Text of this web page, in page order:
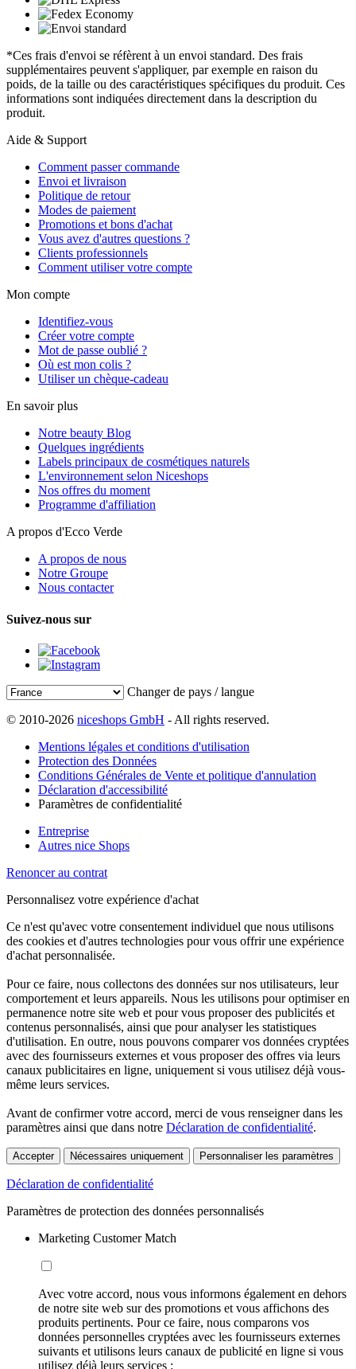
*Ces frais d'envoi se réfèrent à un envoi standard. Des frais
supplémentaires peuvent s'appliquer, par exemple en raison du
poids, de la taille ou des caractéristiques spécifiques du produit. Ces
informations sont indiquées directement dans la description du
produit.
Aide & Support
Comment passer commande
Envoi et livraison
Politique de retour
Modes de paiement
Promotions et bons d'achat
Vous avez d'autres questions ?
Clients professionnels
Comment utiliser votre compte
Mon compte
Identifiez-vous
Créer votre compte
Mot de passe oublié ?
Où est mon colis ?
Utiliser un chèque-cadeau
En savoir plus
Notre beauty Blog
Quelques ingrédients
Labels principaux de cosmétiques naturels
L'environnement selon Niceshops
Nos offres du moment
Programme d'affiliation
A propos d'Ecco Verde
A propos de nous
Notre Groupe
Nous contacter
Suivez-nous sur
Changer de pays / langue
© 2010-2026 niceshops GmbH - All rights reserved.
Mentions légales et conditions d'utilisation
Protection des Données
Conditions Générales de Vente et politique d'annulation
Déclaration d'accessibilité
Paramètres de confidentialité
Entreprise
Autres nice Shops
Renoncer au contrat
Personnalisez votre expérience d'achat
Ce n'est qu'avec votre consentement individuel que nous utilisons
des cookies et d'autres technologies pour vous offrir une expérience
d'achat personnalisée.
Pour ce faire, nous collectons des données sur nos utilisateurs, leur
comportement et leurs appareils. Nous les utilisons pour optimiser en
permanence notre site web et pour vous proposer des publicités et
contenus personnalisés, ainsi que pour analyser les statistiques
d'utilisation. En outre, nous pouvons comparer vos données cryptées
avec des fournisseurs externes et vous proposer des offres via leurs
canaux publicitaires en ligne, uniquement si vous utilisez déjà vous-
même leurs services.
Avant de confirmer votre accord, merci de vous renseigner dans les
paramètres ainsi que dans notre Déclaration de confidentialité.
Accepter Nécessaires uniquement Personnaliser les paramètres
Déclaration de confidentialité
Paramètres de protection des données personnalisés
Marketing Customer Match
Avec votre accord, nous vous informons également en dehors
de notre site web sur des promotions et vous affichons des
produits pertinents. Pour ce faire, nous comparons vos
données personnelles cryptées avec les fournisseurs externes
suivants et utilisons leurs canaux de publicité en ligne si vous
utilisez déjà leurs services :